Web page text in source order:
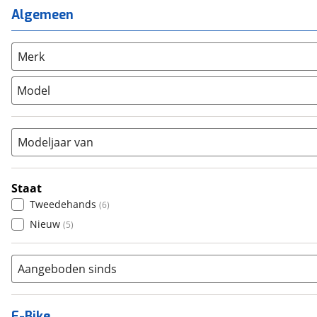
Mountainbike
Overig (0)
Racefiets
Stadsfiets (6)
Tandem
Algemeen
Merk
Model
Modeljaar van
Staat
Tweedehands (6)
Nieuw (5)
Aangeboden sinds